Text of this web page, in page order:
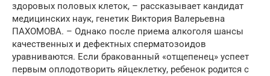
здоровых половых клеток, – рассказывает кандидат
медицинских наук, генетик Виктория Валерьевна
ПАХОМОВА. – Однако после приема алкоголя шансы
качественных и дефектных сперматозоидов
уравниваются. Если бракованный «отщепенец» успеет
первым оплодотворить яйцеклетку, ребенок родится с